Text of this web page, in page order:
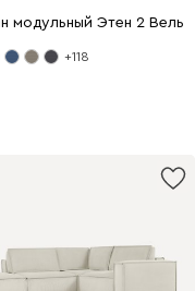
модульный Этен 2
+118